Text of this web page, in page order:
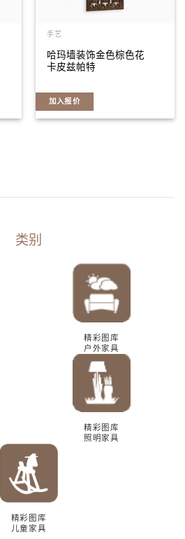
手艺
哈玛墙装饰金色棕色花
卡皮兹帕特
加入报价
类别
精彩图库
户外家具
精彩图库
照明家具
精彩图库
儿童家具